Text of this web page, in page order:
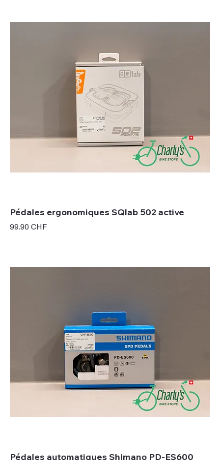
Pédales ergonomiques SQlab 502 active
Prix
99.90 CHF
Pédales automatiques Shimano PD-ES600